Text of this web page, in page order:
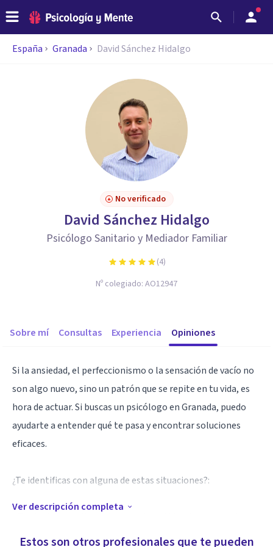
España Granada David Sánchez Hidalgo
No verificado
David Sánchez Hidalgo
Psicólogo Sanitario y Mediador Familiar
(4)
Nº colegiado: AO12947
Sobre mí Consultas Experiencia Opiniones
Si la ansiedad, el perfeccionismo o la sensación de vacío no
son algo nuevo, sino un patrón que se repite en tu vida, es
hora de actuar. Si buscas un psicólogo en Granada, puedo
ayudarte a entender qué te pasa y encontrar soluciones
eficaces.
¿Te identificas con alguna de estas situaciones?:
futuro y te castigas por decisiones pasadas.
Ver descripción completa
Estos son otros profesionales que te pueden